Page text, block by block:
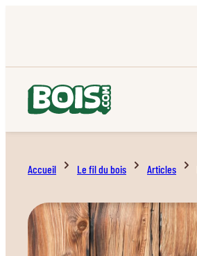
Accueil Le fil du bois Articles